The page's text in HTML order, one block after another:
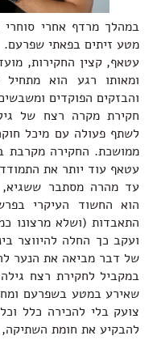
במהלך מרדף אחרי
מטע זיתים בפאתי שפרעם.
עטאף, קצין החקירות,
ומאותו רגע הוא
והבזקים הפוקדים
חקירת מקרה רצח של
לשתף פעולה עם מיכל
ממושכת. החקירה מקרבת
עטאף עוד יותר את
עד מהרה מסתבר ששגיא,
הוא החשוד העיקרי
התאבדות (ושלא מרצונו
ועקב כך החלה להיווצר
של דבר מביאה את הנער
במקביל לחקירת רצח
שאירע במטע בשפרעם
צועק בלי להכירה כלל
להבקיע את חומת